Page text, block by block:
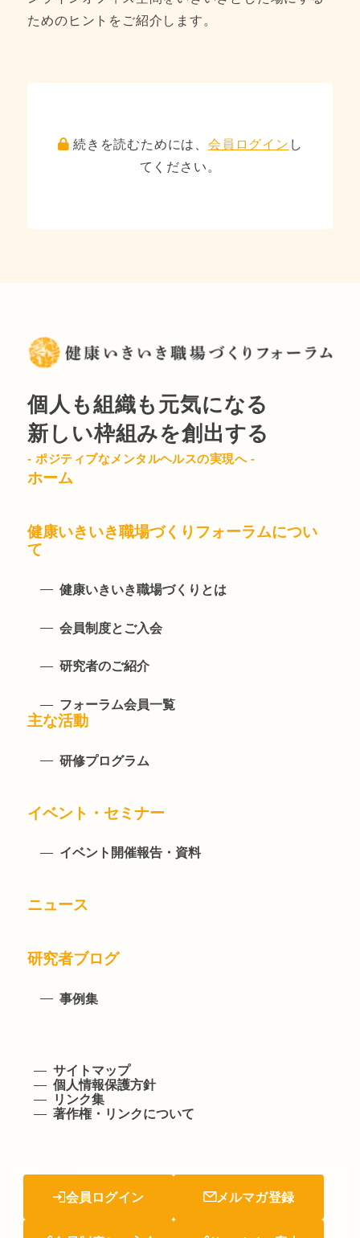
ためのヒントをご紹介します。
続きを読むためには、 会員ログイン し
てください。
個人も組織も元気になる
新しい枠組みを創出する
- ポジティブなメンタルヘルスの実現へ -
会員ログイン メルマガ登録
ホーム
健康いきいき職場づくりフォーラムについ
て
健康いきいき職場づくりとは
会員制度とご入会
研究者のご紹介
フォーラム会員一覧
主な活動
研修プログラム
イベント・セミナー
イベント開催報告・資料
ニュース
研究者ブログ
事例集
サイトマップ
個人情報保護方針
リンク集
著作権・リンクについて